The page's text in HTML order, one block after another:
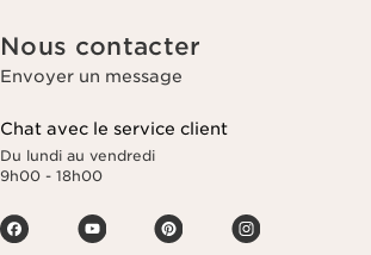
Nous contacter
Envoyer un message
Chat avec le service client
Du lundi au vendredi
9h00 - 18h00